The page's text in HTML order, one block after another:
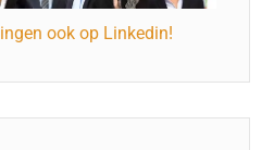
ook op Linkedin!